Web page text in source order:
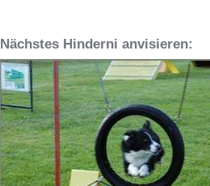
Nächstes Hinderni anvisieren: